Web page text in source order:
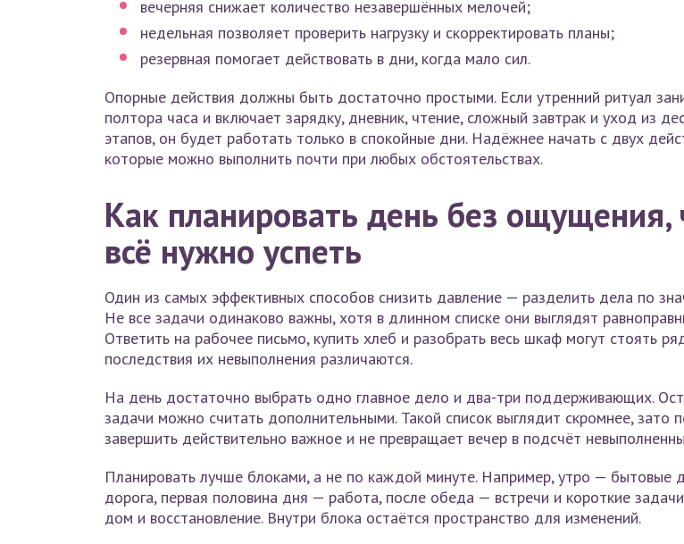
вечерняя снижает количество незавершённых мелочей;
недельная позволяет проверить нагрузку и скорректировать планы;
резервная помогает действовать в дни, когда мало сил.
Опорные действия должны быть достаточно простыми. Если утренний ритуал
полтора часа и включает зарядку, дневник, чтение, сложный завтрак и уход из
этапов, он будет работать только в спокойные дни. Надёжнее начать с двух
которые можно выполнить почти при любых обстоятельствах.
Как планировать день без ощущения,
всё нужно успеть
Один из самых эффективных способов снизить давление — разделить дела по
Не все задачи одинаково важны, хотя в длинном списке они выглядят
Ответить на рабочее письмо, купить хлеб и разобрать весь шкаф могут стоять
последствия их невыполнения различаются.
На день достаточно выбрать одно главное дело и два-три поддерживающих.
задачи можно считать дополнительными. Такой список выглядит скромнее, зато
завершить действительно важное и не превращает вечер в подсчёт
Планировать лучше блоками, а не по каждой минуте. Например, утро — бытовые
дорога, первая половина дня — работа, после обеда — встречи и короткие
дом и восстановление. Внутри блока остаётся пространство для изменений.